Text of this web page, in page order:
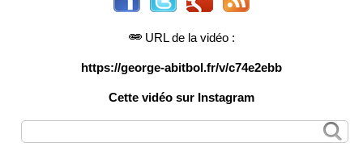
URL de la vidéo :
https://george-abitbol.fr/v/c74e2ebb
Cette vidéo sur Instagram